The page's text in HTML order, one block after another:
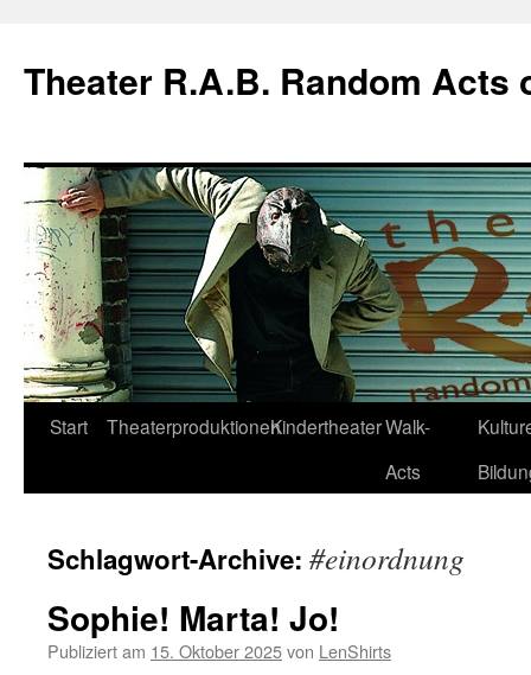
Theater R.A.B. Random Acts
Zum
Start TheaterproduktionenKindertheaterWalk-
Acts
Schlagwort-Archive: #einordnung
Sophie! Marta! Jo!
Publiziert am 15. Oktober 2025von LenShirts